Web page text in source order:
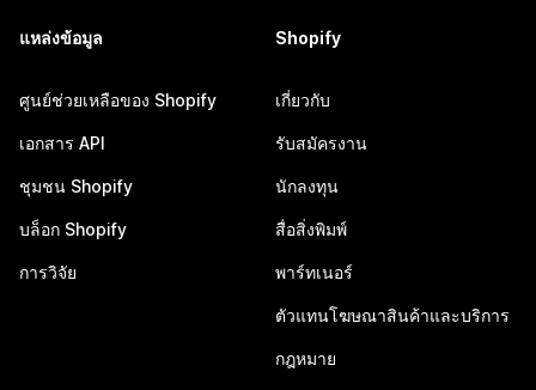
แหล่งข้อมูล
ศูนย์ช่วยเหลือของ Shopify
เอกสาร API
ชุมชน Shopify
บล็อก Shopify
การวิจัย
Shopify
เกี่ยวกับ
รับสมัครงาน
นักลงทุน
สื่อสิ่งพิมพ์
พาร์ทเนอร์
ตัวแทนโฆษณาสินค้าและบริการ
กฎหมาย